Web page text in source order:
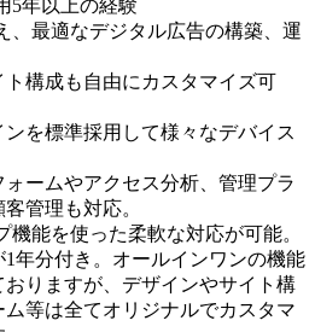
5年以上の経験
、最適なデジタル広告の構築、運
構成も自由にカスタマイズ可
を標準採用して様々なデバイス
ームやアクセス分析、管理プラ
管理も対応。
機能を使った柔軟な対応が可能。
年分付き。オールインワンの機能
おりますが、デザインやサイト構
等は全てオリジナルでカスタマ